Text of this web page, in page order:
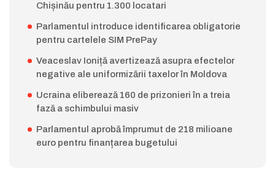
Chișinău pentru 1.300 locatari
Parlamentul introduce identificarea obligatorie
pentru cartelele SIM PrePay
Veaceslav Ioniță avertizează asupra efectelor
negative ale uniformizării taxelor în Moldova
Ucraina eliberează 160 de prizonieri în a treia
fază a schimbului masiv
Parlamentul aprobă împrumut de 218 milioane
euro pentru finanțarea bugetului